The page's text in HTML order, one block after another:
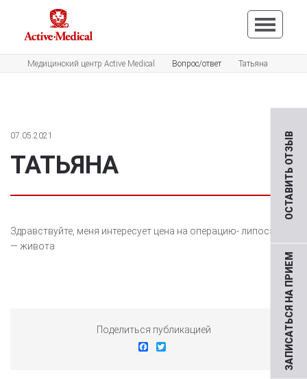
ЗАПИСАТЬСЯ НА ПРИЕМ
ОСТАВИТЬ ОТЗЫВ
Медицинский центр Active Medical Вопрос/ответ Татьяна
07.05.2021
ТАТЬЯНА
Здравствуйте, меня интересует цена на операцию- липосакция
— живота
Поделиться публикацией
Facebook